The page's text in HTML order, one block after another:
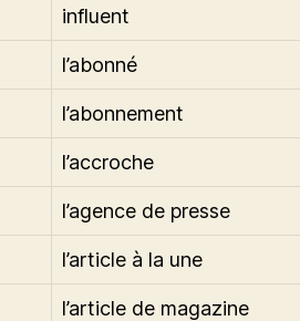
influent
l’abonné
l’abonnement
l’accroche
l’agence de presse
l’article à la une
l’article de magazine